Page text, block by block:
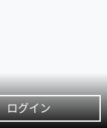
ログイン